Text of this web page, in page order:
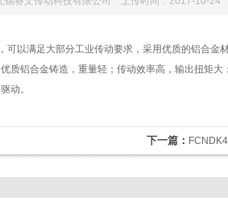
可以满足大部分工业传动要求，采用优质的铝合金
质铝合金铸造，重量轻；传动效率高，输出扭矩
动。
下一篇：